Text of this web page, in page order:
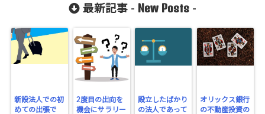
最新記事 - New Posts -
新設法人での初
めての出張で
2度目の出向を
機会にサラリー
設立したばかり
の法人であって
オリックス銀行
の不動産投資の